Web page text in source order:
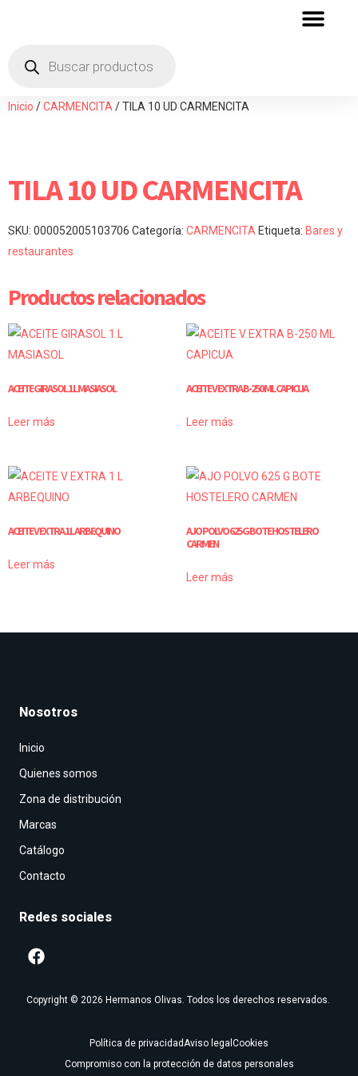
Inicio /CARMENCITA / TILA 10 UD CARMENCITA
TILA 10 UD CARMENCITA
SKU: 000052005103706 Categoría: CARMENCITA Etiqueta: Bares y
restaurantes
Productos relacionados
ACEITE GIRASOL 1 L MASIASOL
Leer más
ACEITE V EXTRA B-250 ML CAPICUA
Leer más
ACEITE V EXTRA 1 L ARBEQUINO
Leer más
AJO POLVO 625 G BOTE HOSTELERO
CARMEN
Leer más
Nosotros
Inicio
Quienes somos
Zona de distribución
Marcas
Catálogo
Contacto
Redes sociales
Copyright © 2026 Hermanos Olivas. Todos los derechos reservados.
Política de privacidadAviso legal Cookies
Compromiso con la protección de datos personales